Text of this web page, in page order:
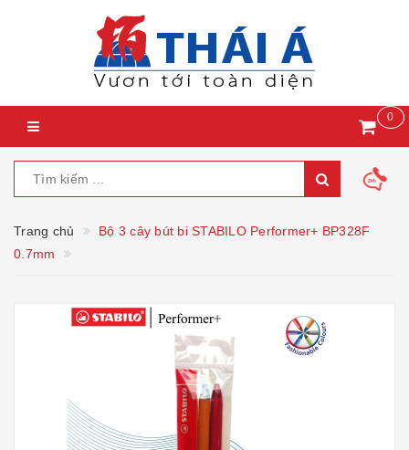
0
Trang chủ
Bộ 3 cây bút bi STABILO Performer+ BP328F
0.7mm